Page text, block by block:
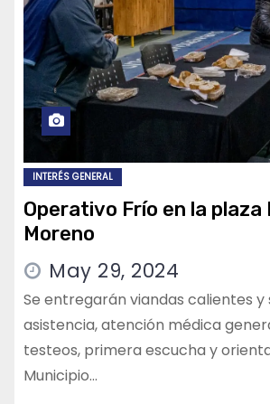
INTERÉS GENERAL
Operativo Frío en la plaza
Moreno
May 29, 2024
Se entregarán viandas calientes y
asistencia, atención médica
testeos, primera escucha y
Municipio…